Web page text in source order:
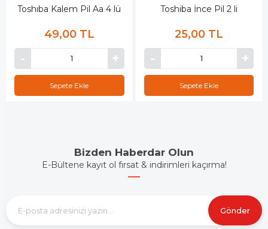
Toshıba Kalem Pil Aa 4 lü
49,00 TL
Sepete Ekle
Toshiba İnce Pil 2 li
25,00 TL
Sepete Ekle
Bizden Haberdar Olun
E-Bültene kayıt ol fırsat & indirimleri kaçırma!
Gönder